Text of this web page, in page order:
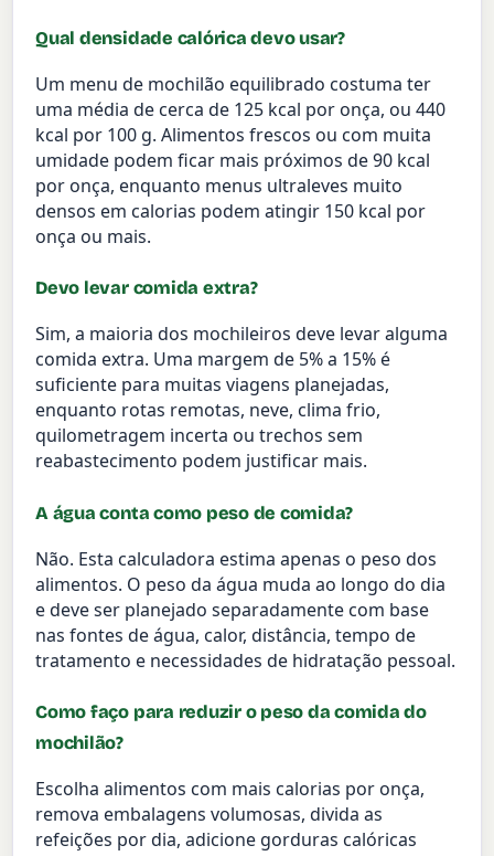
Qual densidade calórica devo usar?
Um menu de mochilão equilibrado costuma ter
uma média de cerca de 125 kcal por onça, ou 440
kcal por 100 g. Alimentos frescos ou com muita
umidade podem ficar mais próximos de 90 kcal
por onça, enquanto menus ultraleves muito
densos em calorias podem atingir 150 kcal por
onça ou mais.
Devo levar comida extra?
Sim, a maioria dos mochileiros deve levar alguma
comida extra. Uma margem de 5% a 15% é
suficiente para muitas viagens planejadas,
enquanto rotas remotas, neve, clima frio,
quilometragem incerta ou trechos sem
reabastecimento podem justificar mais.
A água conta como peso de comida?
Não. Esta calculadora estima apenas o peso dos
alimentos. O peso da água muda ao longo do dia
e deve ser planejado separadamente com base
nas fontes de água, calor, distância, tempo de
tratamento e necessidades de hidratação pessoal.
Como faço para reduzir o peso da comida do
mochilão?
Escolha alimentos com mais calorias por onça,
remova embalagens volumosas, divida as
refeições por dia, adicione gorduras calóricas